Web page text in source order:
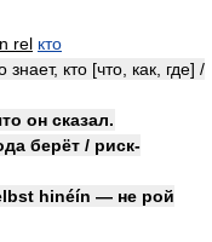
rel кто
знает, кто [что, как, где] /
он сказал.
берёт / риск-
hinéín — не рой